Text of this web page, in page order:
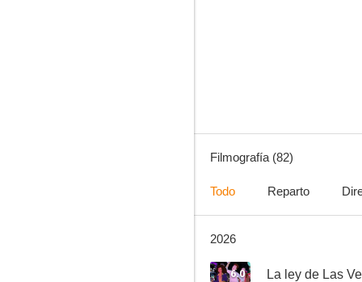
8.1
Filmografía (82)
Todo Reparto
2026
6.0 La ley de Las